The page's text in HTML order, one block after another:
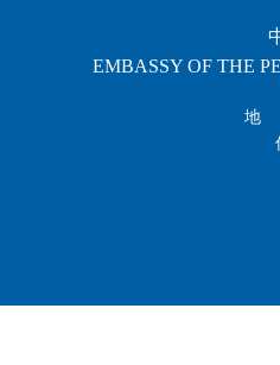
EMBASSY OF THE
地